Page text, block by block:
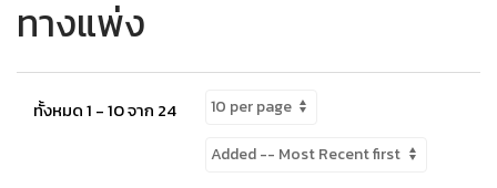
ทางแพ่ง
ทั้งหมด 1 - 10 จาก 24